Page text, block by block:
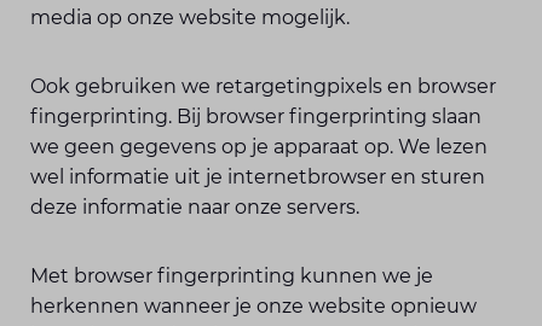
media op onze website mogelijk.
Ook gebruiken we retargetingpixels en browser
fingerprinting. Bij browser fingerprinting slaan
we geen gegevens op je apparaat op. We lezen
wel informatie uit je internetbrowser en sturen
deze informatie naar onze servers.
Met browser fingerprinting kunnen we je
herkennen wanneer je onze website opnieuw